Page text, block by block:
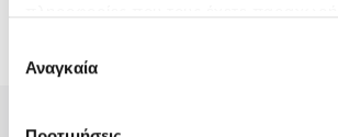
των υπηρεσιών τους.
συγκατάθεσης
Αναγκαία